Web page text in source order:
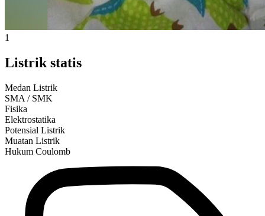
1
Listrik statis
Medan Listrik
SMA / SMK
Fisika
Elektrostatika
Potensial Listrik
Muatan Listrik
Hukum Coulomb